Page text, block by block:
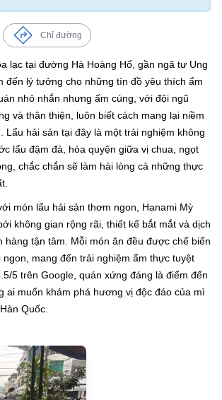
Chỉ đường
lạc tại đường Hà Hoàng Hổ, gần ngã tư Ung
đến lý tưởng cho những tín đồ yêu thích ẩm
nhỏ nhắn nhưng ấm cúng, với đội ngũ
và thân thiện, luôn biết cách mang lại niềm
Lẩu hải sản tại đây là một trải nghiệm không
lẩu đậm đà, hòa quyện giữa vị chua, ngọt
chắc chắn sẽ làm hài lòng cả những thực
món lẩu hải sản thơm ngon, Hanami Mỳ
không gian rộng rãi, thiết kế bắt mắt và dịch
hàng tận tâm. Mỗi món ăn đều được chế biến
mang đến trải nghiệm ẩm thực tuyệt
5 trên Google, quán xứng đáng là điểm đến
ai muốn khám phá hương vị độc đáo của mì
Quốc.